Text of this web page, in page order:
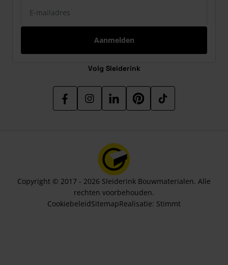
Aanmelden
Volg Sleiderink
Copyright © 2017 - 2026 Sleiderink Bouwmaterialen. Alle
rechten voorbehouden.
CookiebeleidSitemapRealisatie: Stimmt